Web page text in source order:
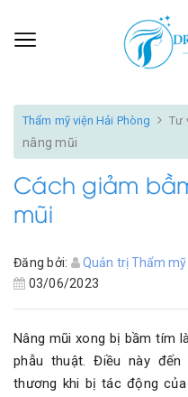
Thẩm mỹ viện Hải Phòng Tư
nâng mũi
Cách giảm
mũi
Đăng bởi:
Quản trị Thẩm
03/06/2023
Nâng mũi xong bị bầm tím
phẫu thuật. Điều này
thương khi bị tác động